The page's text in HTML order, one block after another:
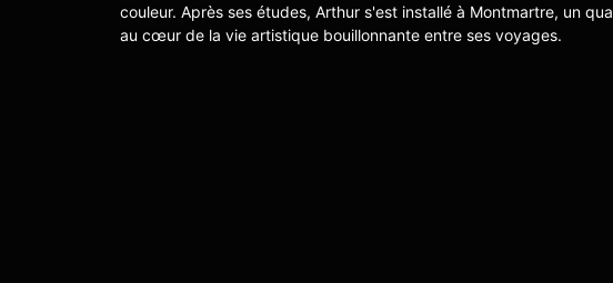
couleur. Après ses études, Arthur s'est installé à Montmartre, un
au cœur de la vie artistique bouillonnante entre ses voyages.